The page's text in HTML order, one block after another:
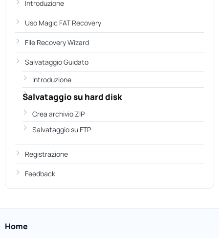
Introduzione
Uso Magic FAT Recovery
File Recovery Wizard
Salvataggio Guidato
Introduzione
Salvataggio su hard disk
Crea archivio ZIP
Salvataggio su FTP
Registrazione
Feedback
Home